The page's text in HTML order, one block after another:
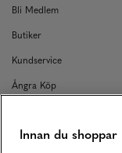
Bli Medlem
Butiker
Kundservice
Ångra Köp
Returer
Innan du shoppar